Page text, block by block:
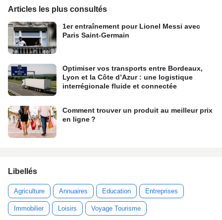
Articles les plus consultés
1er entraînement pour Lionel Messi avec
Paris Saint-Germain
Optimiser vos transports entre Bordeaux,
Lyon et la Côte d’Azur : une logistique
interrégionale fluide et connectée
Comment trouver un produit au meilleur prix
en ligne ?
Libellés
Agriculture Annuaires Education Entreprises
Immobilier Loisirs Voyage Tourisme